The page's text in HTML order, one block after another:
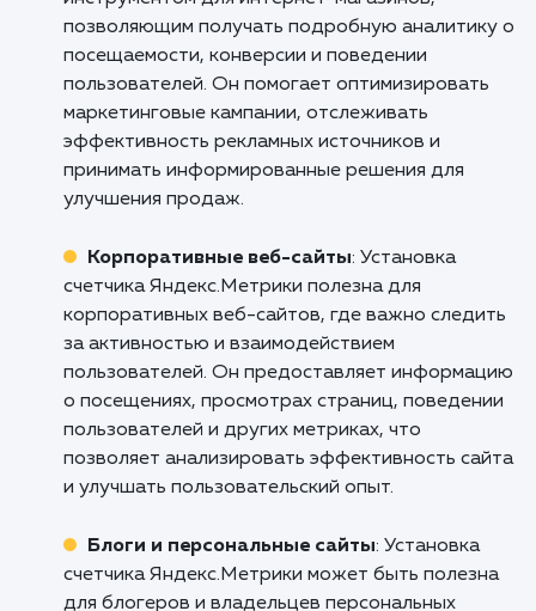
Не оставляйте свой сайт в тени.
силу данных с нашей услугой
Яндекс.Метрики. Начните
своего сайта сегодня, свяжитесь с нами,
поможем вам разобраться в
целей. Ваш успех - наш приоритет.
Кому подходит данный продукт?
Веб-сайты интернет-магазинов
счетчика Яндекс.Метрики является важным
инструментом для интернет-магазинов,
посещаемости, конверсии и поведении
пользователей. Он помогает